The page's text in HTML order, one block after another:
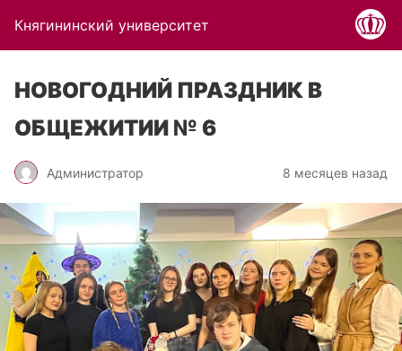
Княгининский университет
НОВОГОДНИЙ ПРАЗДНИК В
ОБЩЕЖИТИИ № 6
Администратор 8 месяцев назад